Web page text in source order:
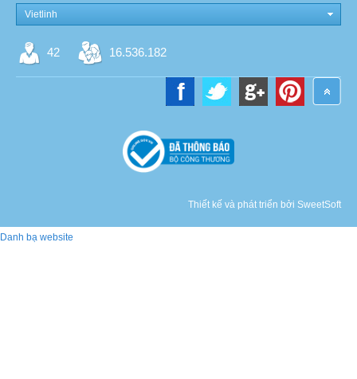
Vietlinh
42 16.536.182
Thiết kế và phát triển bởi SweetSoft
Danh bạ website